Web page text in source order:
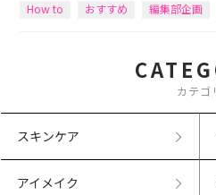
How to おすすめ 編集部企画
カテゴ
スキンケア
アイメイク